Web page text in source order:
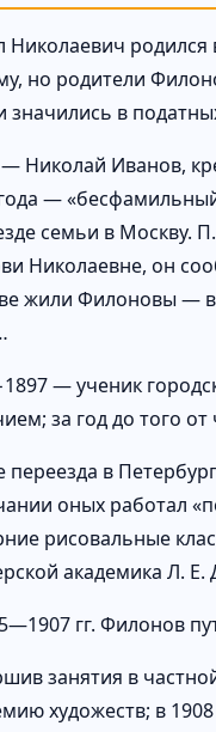
Николаевич родился
но родители
значились в
Николай Иванов,
—
семьи в Москву.
Николаевне, он
жили Филоновы — в
— ученик
за год до того
переезда в
оных работал
рисовальные
академика Л.
гг. Филонов
занятия в
художеств; в